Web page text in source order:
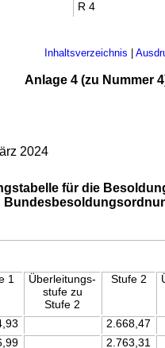
R 4
Inhaltsverzeichnis |
Anlage 4 (zu Nummer
2024
für die
1
Überleitungs-
stufe zu
Stufe 2
Stufe 2
2.668,47
2.763,31